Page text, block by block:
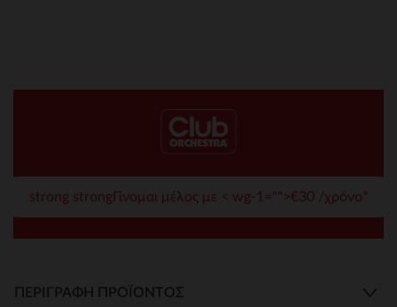
strong strongΓίνομαι μέλος με < wg-1="">€30 /χρόνο*
ΠΕΡΙΓΡΑΦΉ ΠΡΟΪΌΝΤΟΣ